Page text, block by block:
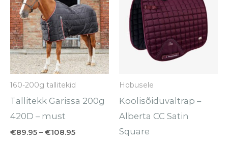
160-200g tallitekid
Tallitekk Garissa 200g
420D – must
€89.95 – €108.95
€108.95 on
mitu
varianti.
Valikuid
saab
teha
tootelehel.
Hobusele
Koolisõiduvaltrap –
Alberta CC Satin
Square